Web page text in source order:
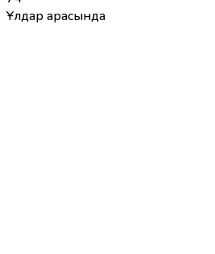
Ұлдар арасында